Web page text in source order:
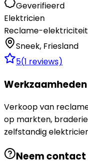
Geverifieerd
Elektricien
Reclame-
Sneek, Friesland
5(1 reviews)
Werkzaamheden
Verkoop van
op markten,
zelfstandig
Neem contact